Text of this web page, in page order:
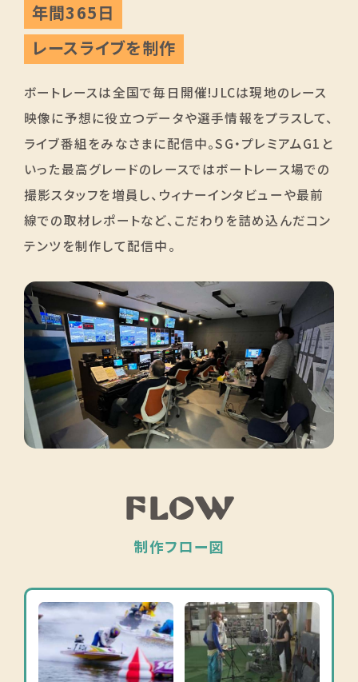
年間365日
レースライブを制作
ボートレースは全国で毎日開催!JLCは現地のレース
映像に予想に役立つデータや選手情報をプラスして、
ライブ番組をみなさまに配信中。SG・プレミアムG1と
いった最高グレードのレースではボートレース場での
撮影スタッフを増員し、ウィナーインタビューや最前
線での取材レポートなど、こだわりを詰め込んだコン
テンツを制作して配信中。
FLOW
制作フロー図